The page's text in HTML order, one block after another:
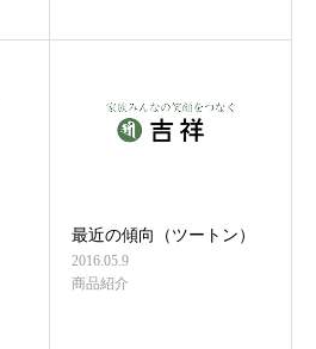
最近の傾向（ツートン）
2016.05.9
商品紹介